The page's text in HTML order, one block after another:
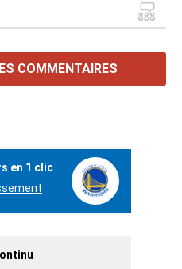
COMMENTAIRES
en 1 clic